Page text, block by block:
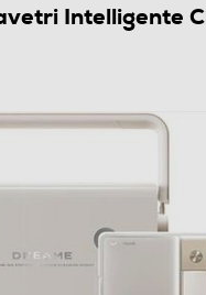
Intelligente